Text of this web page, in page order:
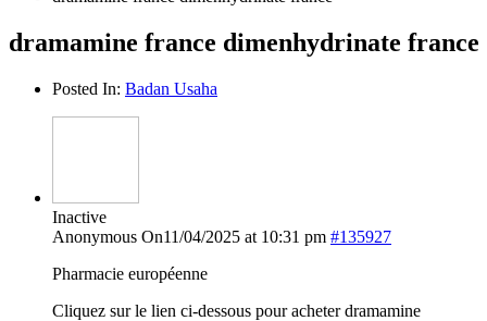
dramamine france dimenhydrinate france
Posted In: Badan Usaha
Inactive
Anonymous On11/04/2025 at 10:31 pm #135927
Pharmacie européenne
Cliquez sur le lien ci-dessous pour acheter dramamine